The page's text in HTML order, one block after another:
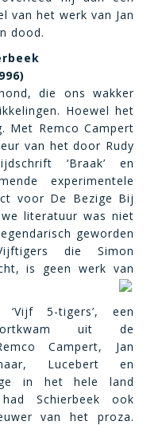
van het werk van Jan
dood.
die ons wakker
Hoewel het
Met Remco Campert
van het door Rudy
‘Braak’ en
experimentele
voor De Bezige Bij
literatuur was niet
geworden
die Simon
is geen werk van
5-tigers’, een
uit de
Campert, Jan
Lucebert en
in het hele land
Schierbeek ook
van het proza.